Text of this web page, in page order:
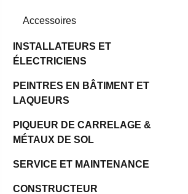
Accessoires
INSTALLATEURS ET
ÉLECTRICIENS
PEINTRES EN BÂTIMENT ET
LAQUEURS
PIQUEUR DE CARRELAGE &
MÉTAUX DE SOL
SERVICE ET MAINTENANCE
CONSTRUCTEUR